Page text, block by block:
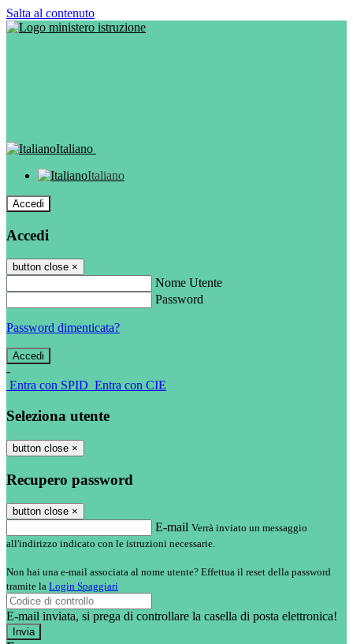
Salta al contenuto
Italiano
Italiano
Accedi
Accedi
button close ×
Nome Utente
Password
Password dimenticata?
-
Entra con SPID Entra con CIE
Seleziona utente
button close ×
Recupero password
button close ×
E-mail Verrà inviato un messaggio
all'indirizzo indicato con le istruzioni necessarie.
Non hai una e-mail associata al nome utente? Effettua il reset della password
tramite la Login Spaggiari
E-mail inviata, si prega di controllare la casella di posta elettronica!